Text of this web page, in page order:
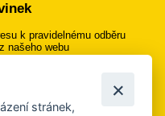
k pravidelnému odběru
našeho webu
stránek,